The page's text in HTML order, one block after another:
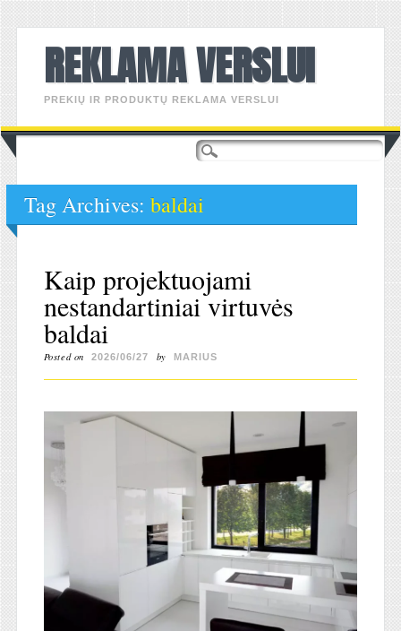
REKLAMA VERSLUI
PREKIŲ IR PRODUKTŲ REKLAMA VERSLUI
Main menu
Skip
to
Tag Archives: baldai
Kaip projektuojami
nestandartiniai virtuvės
baldai
Posted on 2026/06/27 by MARIUS